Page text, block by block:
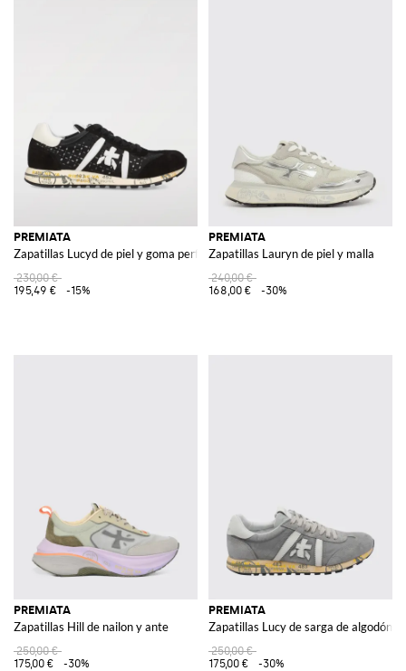
PREMIATA
Zapatillas Lucyd de piel y goma perforada
230,00 €
195,49 €
-15%
PREMIATA
Zapatillas Lauryn de piel y malla
240,00 €
168,00 €
-30%
PREMIATA
Zapatillas Hill de nailon y ante
250,00 €
175,00 €
-30%
PREMIATA
Zapatillas Lucy de sarga de algodón y
250,00 €
175,00 €
-30%